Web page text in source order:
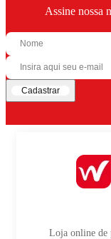
Assine nossa
Cadastrar
Loja online de